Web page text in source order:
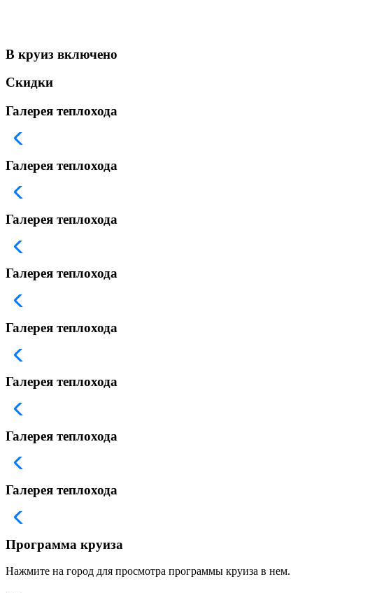
В круиз включено
Скидки
Галерея теплохода
Галерея теплохода
Галерея теплохода
Галерея теплохода
Галерея теплохода
Галерея теплохода
Галерея теплохода
Галерея теплохода
Программа круиза
Нажмите на город для просмотра программы круиза в нем.